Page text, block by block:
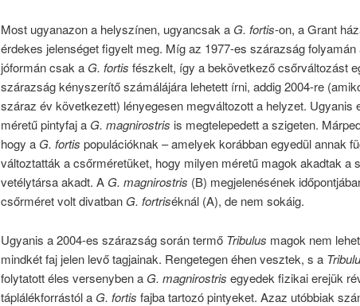
Most ugyanazon a helyszínen, ugyancsak a G. fortis-on, a Grant
érdekes jelenséget figyelt meg. Míg az 1977-es szárazság folyamán
jóformán csak a G. fortis fészkelt, így a bekövetkező csőrváltozást
szárazság kényszerítő számálájára lehetett írni, addig 2004-re
száraz év következett) lényegesen megváltozott a helyzet. Ugyanis
méretű pintyfaj a G. magnirostris is megtelepedett a szigeten.
hogy a G. fortis populációknak – amelyek korábban egyedül annak
változtatták a csőrméretüket, hogy milyen méretű magok akadtak a
vetélytársa akadt. A G. magnirostris (B) megjelenésének
csőrméret volt divatban G. fortriséknál (A), de nem sokáig.
Ugyanis a 2004-es szárazság során termő Tribulus magok nem
mindkét faj jelen levő tagjainak. Rengetegen éhen vesztek, s a
folytatott éles versenyben a G. magnirostris egyedek fizikai erejük
táplálékforrástól a G. fortis fajba tartozó pintyeket. Azaz utóbbiak